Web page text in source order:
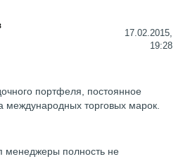
17.02.2015,
19:28
портфеля, постоянное
международных торговых марок.
менеджеры полность не